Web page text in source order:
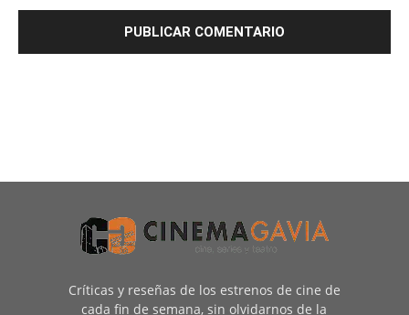
Críticas y reseñas de los estrenos de cine de
cada fin de semana, sin olvidarnos de la